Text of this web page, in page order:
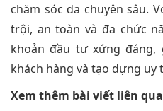
chăm sóc da chuyên sâu.
trội, an toàn và đa chức
khoản đầu tư xứng
khách hàng và tạo dựng uy
Xem thêm bài viết liên